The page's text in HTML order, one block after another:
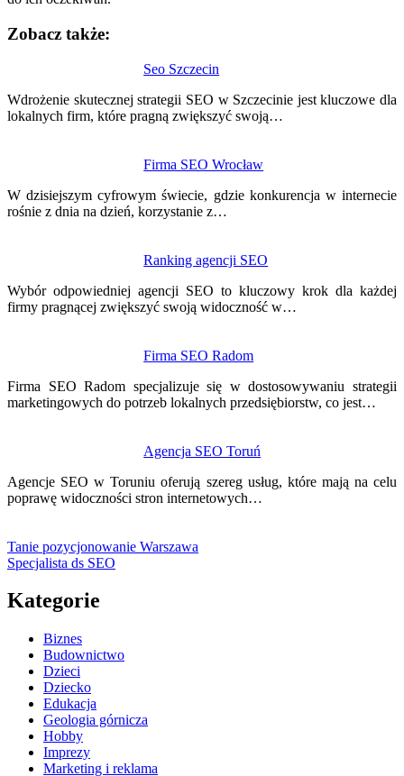
Zobacz także:
Seo Szczecin
Wdrożenie skutecznej strategii SEO w Szczecinie jest kluczowe dla
lokalnych firm, które pragną zwiększyć swoją…
Firma SEO Wrocław
W dzisiejszym cyfrowym świecie, gdzie konkurencja w internecie
rośnie z dnia na dzień, korzystanie z…
Ranking agencji SEO
Wybór odpowiedniej agencji SEO to kluczowy krok dla każdej
firmy pragnącej zwiększyć swoją widoczność w…
Firma SEO Radom
Firma SEO Radom specjalizuje się w dostosowywaniu strategii
marketingowych do potrzeb lokalnych przedsiębiorstw, co jest…
Agencja SEO Toruń
Agencje SEO w Toruniu oferują szereg usług, które mają na celu
poprawę widoczności stron internetowych…
wpisu
Tanie pozycjonowanie Warszawa
Specjalista ds SEO
Kategorie
Biznes
Budownictwo
Dzieci
Dziecko
Edukacja
Geologia górnicza
Hobby
Imprezy
Marketing i reklama